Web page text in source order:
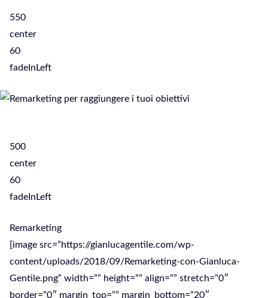
550
center
60
fadeInLeft
500
center
60
fadeInLeft
Remarketing
[image src=”https://gianlucagentile.com/wp-
content/uploads/2018/09/Remarketing-con-Gianluca-
Gentile.png” width=”” height=”” align=”” stretch=”0″
border=”0″ margin_top=”” margin_bottom=”20″